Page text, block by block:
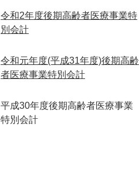
令和2年度後期高齢者医療事業特
別会計
令和元年度(平成31年度)後期高齢
者医療事業特別会計
平成30年度後期高齢者医療事業
特別会計